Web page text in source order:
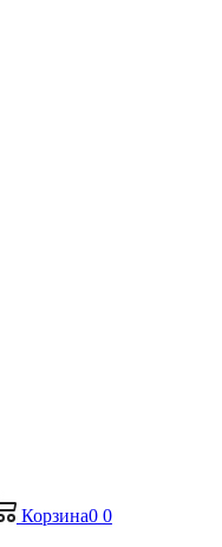
Корзина0 0